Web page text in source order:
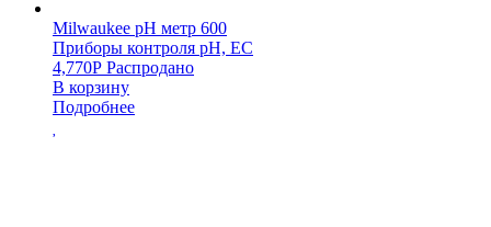
Milwaukee pH метр 600
Приборы контроля pH, EC
4,770Р Распродано
В корзину
Подробнее